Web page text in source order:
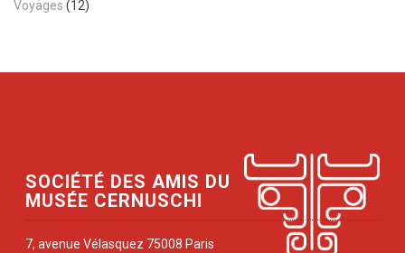
Voyages (12)
SOCIÉTÉ DES AMIS DU
MUSÉE CERNUSCHI
7, avenue Vélasquez 75008 Paris